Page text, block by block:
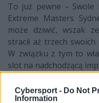
Cybersport - Do Not
Information
To już pewne – Swole
Extreme Masters
może dziwić, wszak
stracił aż trzech
W związku z tym to
slot na nadchodzącą
Przypomnijmy, że
eliminacjach do IEM